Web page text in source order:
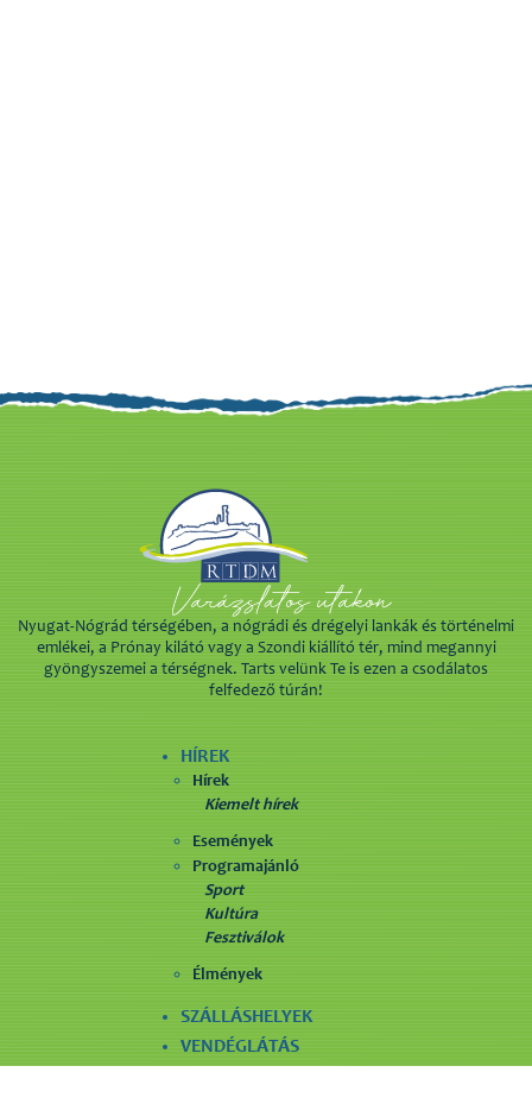
Nyugat-Nógrád térségében, a nógrádi és drégelyi lankák és történelmi
emlékei, a Prónay kilátó vagy a Szondi kiállító tér, mind megannyi
gyöngyszemei a térségnek. Tarts velünk Te is ezen a csodálatos
felfedező túrán!
HÍREK
Hírek
Kiemelt hírek
Események
Programajánló
Sport
Kultúra
Fesztiválok
Élmények
SZÁLLÁSHELYEK
VENDÉGLÁTÁS